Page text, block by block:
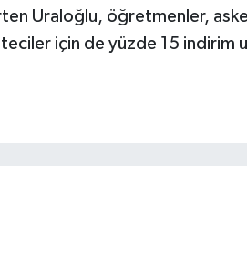
Uraloğlu, öğretmenler,
için de yüzde 15 indirim